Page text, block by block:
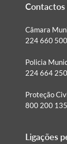
Câmara
224 660 500
Policia
224 664 250
Proteção
800 200 135
Ligações